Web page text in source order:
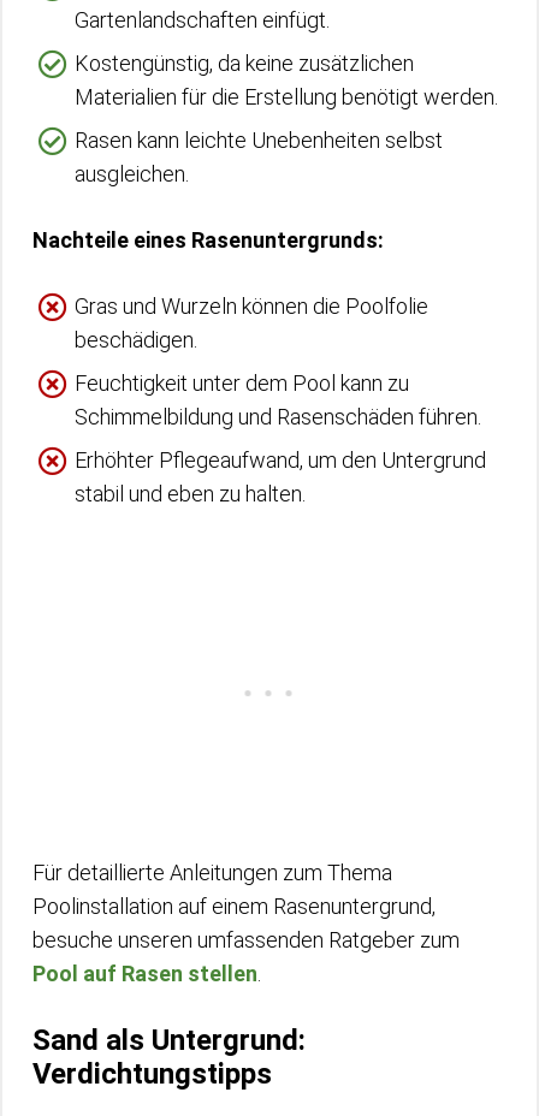
Gartenlandschaften einfügt.
Kostengünstig, da keine zusätzlichen
Materialien für die Erstellung benötigt werden.
Rasen kann leichte Unebenheiten selbst
ausgleichen.
Nachteile eines Rasenuntergrunds:
Gras und Wurzeln können die Poolfolie
beschädigen.
Feuchtigkeit unter dem Pool kann zu
Schimmelbildung und Rasenschäden führen.
Erhöhter Pflegeaufwand, um den Untergrund
stabil und eben zu halten.
Für detaillierte Anleitungen zum Thema
Poolinstallation auf einem Rasenuntergrund,
besuche unseren umfassenden Ratgeber zum
Pool auf Rasen stellen
Sand als Untergrund:
Verdichtungstipps